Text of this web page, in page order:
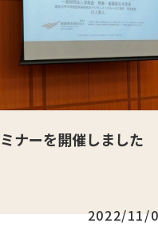
ナーを開催しました
2022/11/